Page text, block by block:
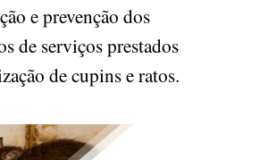
e prevenção dos
de serviços prestados
de cupins e ratos.